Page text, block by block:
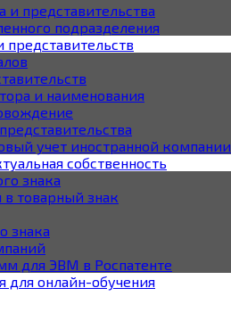
и представительства
подразделения
и наименования
учет иностранной компании
собственность
знака
товарный знак
знака
для ЭВМ в Роспатенте
для онлайн-обучения